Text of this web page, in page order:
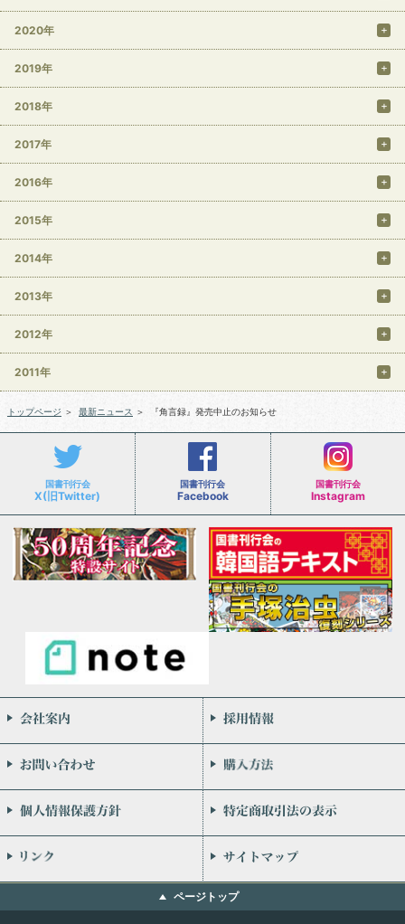
2020年
2019年
2018年
2017年
2016年
2015年
2014年
2013年
2012年
2011年
トップページ ＞ 最新ニュース ＞ 『角言録』発売中止のお知らせ
国書刊行会
X(旧Twitter)
国書刊行会
Facebook
国書刊行会
Instagram
会社案内
お問い合わせ
個人情報保護方針
リンク
ページトップ